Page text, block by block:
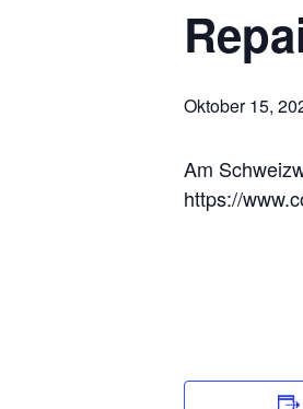
Oktober 15,
Am
https://